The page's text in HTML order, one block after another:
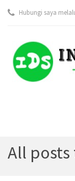
Hubungi saya
All posts